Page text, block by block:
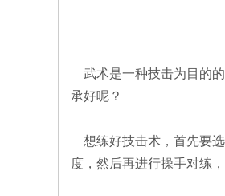
武术是一种技击为目的
承好呢？
想练好技击术，首先要选
度，然后再进行操手对练